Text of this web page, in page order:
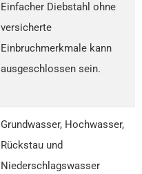
Einfacher Diebstahl ohne
versicherte
Einbruchmerkmale kann
ausgeschlossen sein.
Grundwasser, Hochwasser,
Rückstau und
Niederschlagswasser